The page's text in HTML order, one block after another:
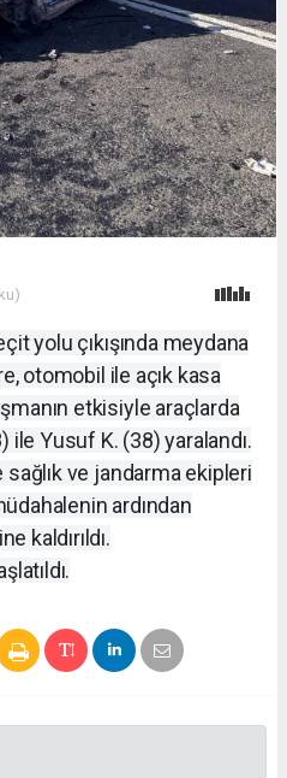
yolu çıkışında meydana
otomobil ile açık kasa
etkisiyle araçlarda
ile Yusuf K. (38) yaralandı.
ve jandarma ekipleri
ardından
kaldırıldı.